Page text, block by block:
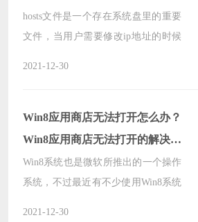
hosts文件是一个存在系统盘里的重要
文件，当用户需要修改ip地址的时候
办呢？下面，我们就一起往下看看
Win8系统hosts文件不能修改的解决方
法。
2021-12-30
Win8应用商店无法打开怎么办？
Win8应用商店无法打开的解决方
法
Win8系统也是微软所推出的一个操作
系统，不过最近有不少使用Win8系统
2021-12-30